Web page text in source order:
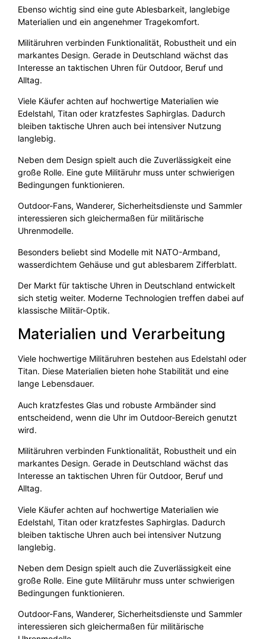
Ebenso wichtig sind eine gute Ablesbarkeit, langlebige
Materialien und ein angenehmer Tragekomfort.
Militäruhren verbinden Funktionalität, Robustheit und ein
markantes Design. Gerade in Deutschland wächst das
Interesse an taktischen Uhren für Outdoor, Beruf und
Alltag.
Viele Käufer achten auf hochwertige Materialien wie
Edelstahl, Titan oder kratzfestes Saphirglas. Dadurch
bleiben taktische Uhren auch bei intensiver Nutzung
langlebig.
Neben dem Design spielt auch die Zuverlässigkeit eine
große Rolle. Eine gute Militäruhr muss unter schwierigen
Bedingungen funktionieren.
Outdoor-Fans, Wanderer, Sicherheitsdienste und Sammler
interessieren sich gleichermaßen für militärische
Uhrenmodelle.
Besonders beliebt sind Modelle mit NATO-Armband,
wasserdichtem Gehäuse und gut ablesbarem Zifferblatt.
Der Markt für taktische Uhren in Deutschland entwickelt
sich stetig weiter. Moderne Technologien treffen dabei auf
klassische Militär-Optik.
Materialien und Verarbeitung
Viele hochwertige Militäruhren bestehen aus Edelstahl oder
Titan. Diese Materialien bieten hohe Stabilität und eine
lange Lebensdauer.
Auch kratzfestes Glas und robuste Armbänder sind
entscheidend, wenn die Uhr im Outdoor-Bereich genutzt
wird.
Militäruhren verbinden Funktionalität, Robustheit und ein
markantes Design. Gerade in Deutschland wächst das
Interesse an taktischen Uhren für Outdoor, Beruf und
Alltag.
Viele Käufer achten auf hochwertige Materialien wie
Edelstahl, Titan oder kratzfestes Saphirglas. Dadurch
bleiben taktische Uhren auch bei intensiver Nutzung
langlebig.
Neben dem Design spielt auch die Zuverlässigkeit eine
große Rolle. Eine gute Militäruhr muss unter schwierigen
Bedingungen funktionieren.
Outdoor-Fans, Wanderer, Sicherheitsdienste und Sammler
interessieren sich gleichermaßen für militärische